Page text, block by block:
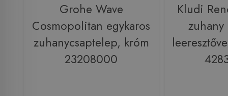
Grohe Wave
Cosmopolitan egykaros
zuhanycsaptelep, króm
23208000
Kludi